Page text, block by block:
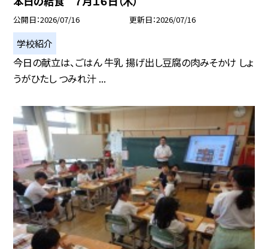
公開日 2026/07/16 更新日 2026/07/16
学校紹介
今日の献立は、ごはん 牛乳 揚げ出し豆腐の肉みそかけ しょ
うがひたし つみれ汁 ...